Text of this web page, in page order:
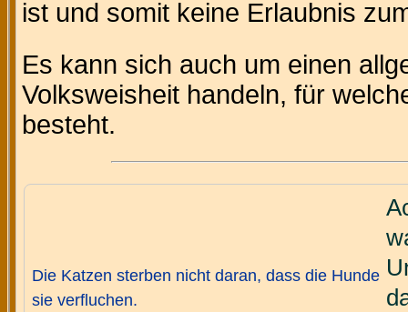
ist und somit keine Erlaubnis
Es kann sich auch um einen
Volksweisheit handeln, für
besteht.
Die Katzen sterben nicht daran, dass die Hunde
sie verfluchen.